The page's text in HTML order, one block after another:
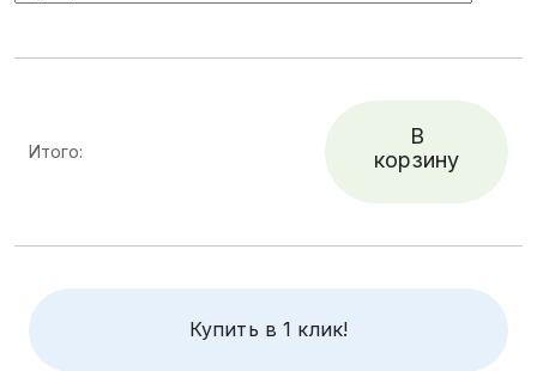
В
корзину
Итого:
Купить в 1 клик!